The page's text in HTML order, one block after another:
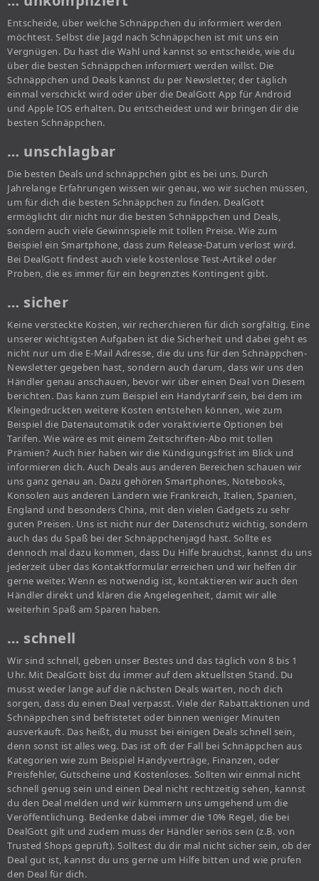
Entscheide, über welche Schnäppchen du informiert werden
möchtest. Selbst die Jagd nach Schnäppchen ist mit uns ein
Vergnügen. Du hast die Wahl und kannst so entscheide, wie du
über die besten Schnäppchen informiert werden willst. Die
Schnäppchen und Deals kannst du per Newsletter, der täglich
einmal verschickt wird oder über die DealGott App für Android
und Apple IOS erhalten. Du entscheidest und wir bringen dir die
besten Schnäppchen.
… unschlagbar
Die besten Deals und schnäppchen gibt es bei uns. Durch
Jahrelange Erfahrungen wissen wir genau, wo wir suchen müssen,
um für dich die besten Schnäppchen zu finden. DealGott
ermöglicht dir nicht nur die besten Schnäppchen und Deals,
sondern auch viele Gewinnspiele mit tollen Preise. Wie zum
Beispiel ein Smartphone, dass zum Release-Datum verlost wird.
Bei DealGott findest auch viele kostenlose Test-Artikel oder
Proben, die es immer für ein begrenztes Kontingent gibt.
… sicher
Keine versteckte Kosten, wir recherchieren für dich sorgfältig. Eine
unserer wichtigsten Aufgaben ist die Sicherheit und dabei geht es
nicht nur um die E-Mail Adresse, die du uns für den Schnäppchen-
Newsletter gegeben hast, sondern auch darum, dass wir uns den
Händler genau anschauen, bevor wir über einen Deal von Diesem
berichten. Das kann zum Beispiel ein Handytarif sein, bei dem im
Kleingedruckten weitere Kosten entstehen können, wie zum
Beispiel die Datenautomatik oder voraktivierte Optionen bei
Tarifen. Wie wäre es mit einem Zeitschriften-Abo mit tollen
Prämien? Auch hier haben wir die Kündigungsfrist im Blick und
informieren dich. Auch Deals aus anderen Bereichen schauen wir
uns ganz genau an. Dazu gehören Smartphones, Notebooks,
Konsolen aus anderen Ländern wie Frankreich, Italien, Spanien,
England und besonders China, mit den vielen Gadgets zu sehr
guten Preisen. Uns ist nicht nur der Datenschutz wichtig, sondern
auch das du Spaß bei der Schnäppchenjagd hast. Sollte es
dennoch mal dazu kommen, dass Du Hilfe brauchst, kannst du uns
jederzeit über das Kontaktformular erreichen und wir helfen dir
gerne weiter. Wenn es notwendig ist, kontaktieren wir auch den
Händler direkt und klären die Angelegenheit, damit wir alle
weiterhin Spaß am Sparen haben.
… schnell
Wir sind schnell, geben unser Bestes und das täglich von 8 bis 1
Uhr. Mit DealGott bist du immer auf dem aktuellsten Stand. Du
musst weder lange auf die nächsten Deals warten, noch dich
sorgen, dass du einen Deal verpasst. Viele der Rabattaktionen und
Schnäppchen sind befristetet oder binnen weniger Minuten
ausverkauft. Das heißt, du musst bei einigen Deals schnell sein,
denn sonst ist alles weg. Das ist oft der Fall bei Schnäppchen aus
Kategorien wie zum Beispiel Handyverträge, Finanzen, oder
Preisfehler, Gutscheine und Kostenloses. Sollten wir einmal nicht
schnell genug sein und einen Deal nicht rechtzeitig sehen, kannst
du den Deal melden und wir kümmern uns umgehend um die
Veröffentlichung. Bedenke dabei immer die 10% Regel, die bei
DealGott gilt und zudem muss der Händler seriös sein (z.B. von
Trusted Shops geprüft). Solltest du dir mal nicht sicher sein, ob der
Deal gut ist, kannst du uns gerne um Hilfe bitten und wie prüfen
den Deal für dich.